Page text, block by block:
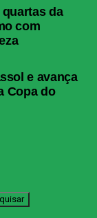
quartas da
com
e avança
Copa do